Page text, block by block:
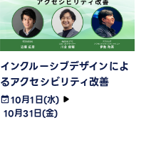
インクルーシブデザインによ
るアクセシビリティ改善
10月1日(水)
10月31日(金)